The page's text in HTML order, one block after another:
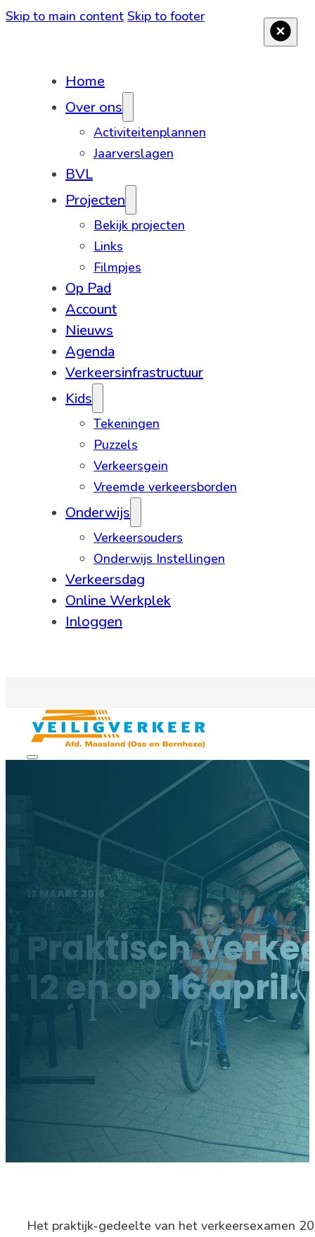
Skip to main content Skip to footer
Home
Over ons
Activiteitenplannen
Jaarverslagen
BVL
Projecten
Bekijk projecten
Links
Filmpjes
Op Pad
Account
Nieuws
Agenda
Verkeersinfrastructuur
Kids
Tekeningen
Puzzels
Verkeersgein
Vreemde verkeersborden
Onderwijs
Verkeersouders
Onderwijs Instellingen
Verkeersdag
Online Werkplek
Inloggen
12 MAART 2018
Praktisch
12 en op 16 april.
Het praktijk-gedeelte van het verkeersexamen